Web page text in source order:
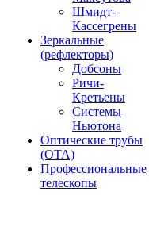
Шмидт-
Кассегрены
Зеркальные
(рефлекторы)
Добсоны
Ричи-
Кретьены
Системы
Ньютона
Оптические трубы
(OTA)
Профессиональные
телескопы